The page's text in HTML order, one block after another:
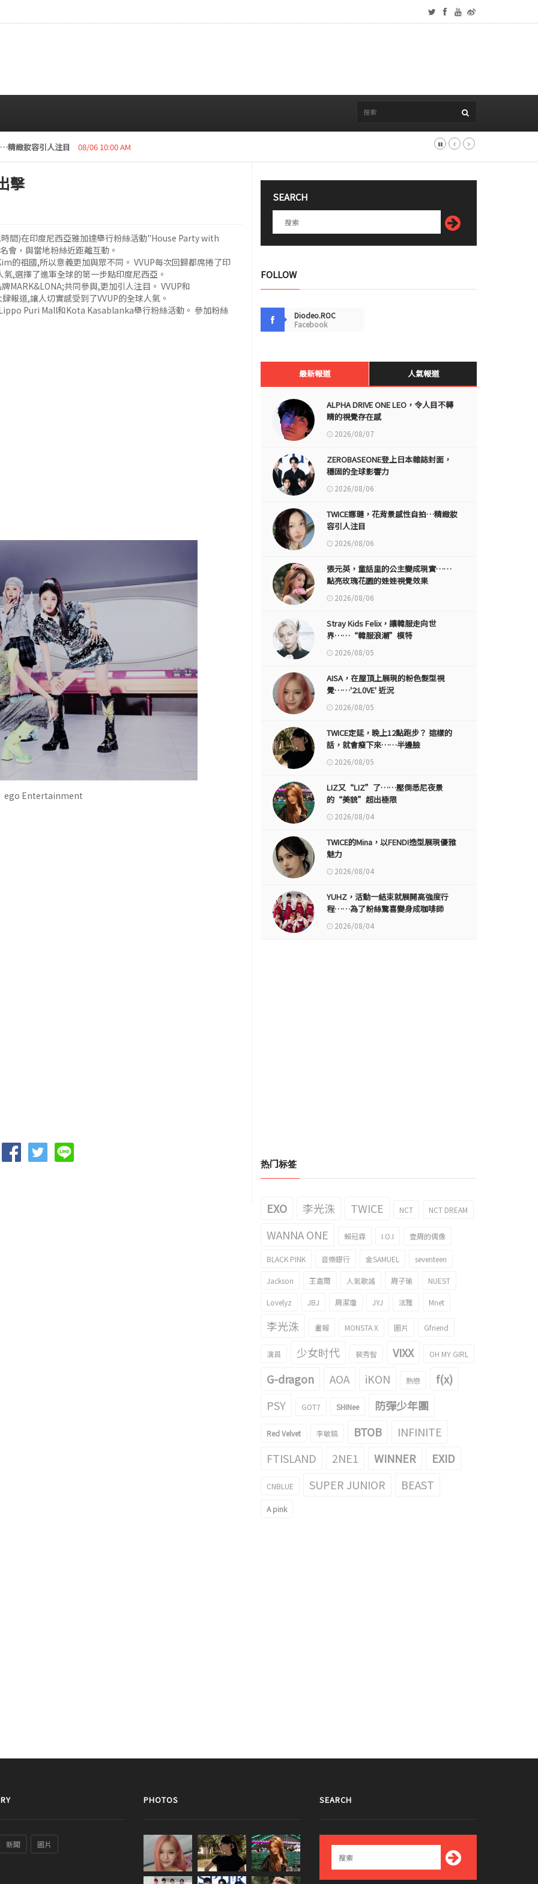
精緻妝容引人注目 08/06 10:00 AM
擊
間)在印度尼西亞雅加達舉行粉絲活動"House Party with
會，與當地粉絲近距離互動。
的祖國,所以意義更加與眾不同。 VVUP每次回歸都席捲了印
,選擇了進軍全球的第一步點印度尼西亞。
MARK&LONA;共同參與,更加引人注目。 VVUP和
報道,讓人切實感受到了VVUP的全球人氣。
Puri Mall和Kota Kasablanka舉行粉絲活動。 參加粉絲
ego Entertainment
SEARCH
FOLLOW
Diodeo.ROC
Facebook
最新報道 人氣報道
ALPHA DRIVE ONE LEO，令人目不轉
睛的視覺存在感
2026/08/07
ZEROBASEONE登上日本雜誌封面，
穩固的全球影響力
2026/08/06
TWICE娜璉，花背景感性自拍…精緻妝
容引人注目
2026/08/06
張元英，童話里的公主變成現實……
點亮玫瑰花園的娃娃視覺效果
2026/08/06
Stray Kids Felix，讓韓服走向世
界……“韓服浪潮”模特
2026/08/05
AISA，在屋頂上展現的粉色髮型視
覺……'2:L0VE' 近況
2026/08/05
TWICE定延，晚上12點跑步？ 這樣的
話，就會瘦下來……半邊臉
2026/08/05
LIZ又“LIZ”了……壓倒悉尼夜景
的“美貌”超出極限
2026/08/04
TWICE的Mina，以FENDI造型展現優雅
魅力
2026/08/04
YUHZ，活動一結束就展開高強度行
程……為了粉絲驚喜變身成咖啡師
2026/08/04
热门标签
EXO 李光洙 TWICE NCT NCT DREAM
WANNA ONE 賴冠霖 I.O.I 壹周的偶像
BLACK PINK 音樂銀行 金SAMUEL seventeen
Jackson 王嘉爾 人氣歌謠 周子瑜 NUEST
Lovelyz JBJ 周潔瓊 JYJ 泫雅 Mnet
李光洙 畫報 MONSTA X 圖片 Gfriend
演員 少女时代 裴秀智 VIXX OH MY GIRL
G-dragon AOA iKON 熱戀
f(x)
PSY
GOT7 SHINee 防彈少年團
Red Velvet 李敏鎬 BTOB
INFINITE
FTISLAND
2NE1 WINNER EXID
CNBLUE SUPER JUNIOR BEAST
A pink
新聞 圖片
PHOTOS SEARCH